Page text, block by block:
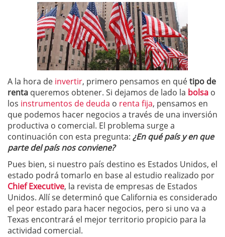
A la hora de invertir, primero pensamos en quétipo de
renta queremos obtener. Si dejamos de lado la bolsa o
los instrumentos de deuda o renta fija, pensamos en
que podemos hacer negocios a través de una inversión
productiva o comercial. El problema surge a
continuación con esta pregunta: ¿En qué país y en que
parte del país nos conviene?
Pues bien, si nuestro país destino es Estados Unidos, el
estado podrá tomarlo en base al estudio realizado por
Chief Executive, la revista de empresas de Estados
Unidos. Allí se determinó que California es considerado
el peor estado para hacer negocios, pero si uno va a
Texas encontrará el mejor territorio propicio para la
actividad comercial.